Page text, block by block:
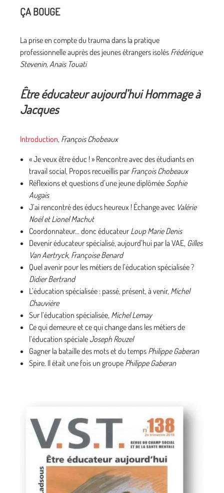
ÇA BOUGE
La prise en compte du trauma dans la pratique
professionnelle auprès des jeunes étrangers isolés Frédérique
Stevenin, Anaïs Touati
Être éducateur aujourd’hui Hommage à
Jacques
Introduction, François Chobeaux
« Je veux être éduc ! » Rencontre avec des étudiants en
travail social, Propos recueillis par François Chobeaux
Réflexions et questions d’une jeune diplômée Sophie
Augais
J’ai rencontré des éducs heureux ! Échange avec Valérie
Noël et Lionel Machut
Coordonnateur… donc éducateur Loup Marie Denis
Devenir éducateur spécialisé, aujourd’hui par la VAE, Gilles
Van Aertryck, Françoise Benard
Quel avenir pour les métiers de l’éducation spécialisée ?
Didier Bertrand
L’éducation spécialisée : passé, présent, à venir, Michel
Chauvière
Sur l’éducation spécialisée, Michel Lemay
Ce qui demeure et ce qui change dans les métiers de
l’éducation spéciale Joseph Rouzel
Gagner la bataille des mots et du temps Philippe Gaberan
Spire. Il était une fois un groupe Philippe Gaberan